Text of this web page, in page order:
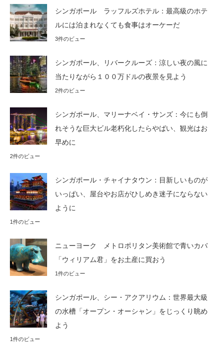
シンガポール ラッフルズホテル：最高級のホテ
ルには泊まれなくても食事はオーケーだ
3件のビュー
シンガポール、リバークルーズ：涼しい夜の風に
当たりながら１００万ドルの夜景を見よう
2件のビュー
シンガポール、マリーナベイ・サンズ：今にも倒
れそうな巨大ビル老朽化したらやばい、観光はお
早めに
2件のビュー
シンガポール・チャイナタウン：目新しいものが
いっぱい、屋台やお店がひしめき迷子にならない
ように
1件のビュー
ニューヨーク メトロポリタン美術館で青いカバ
「ウィリアム君」をお土産に買おう
1件のビュー
シンガポール、シー・アクアリウム：世界最大級
の水槽「オープン・オーシャン」をじっくり眺め
よう
1件のビュー